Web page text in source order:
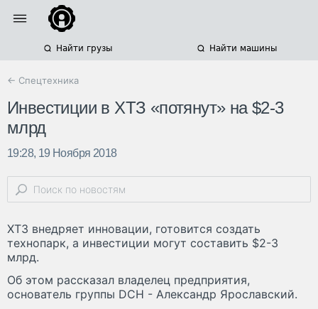
Найти грузы Найти машины
← Спецтехника
Инвестиции в ХТЗ «потянут» на $2-3
млрд
19:28, 19 Ноября 2018
ХТЗ внедряет инновации, готовится создать
технопарк, а инвестиции могут составить $2-3
млрд.
Об этом рассказал владелец предприятия,
основатель группы DCH - Александр Ярославский.